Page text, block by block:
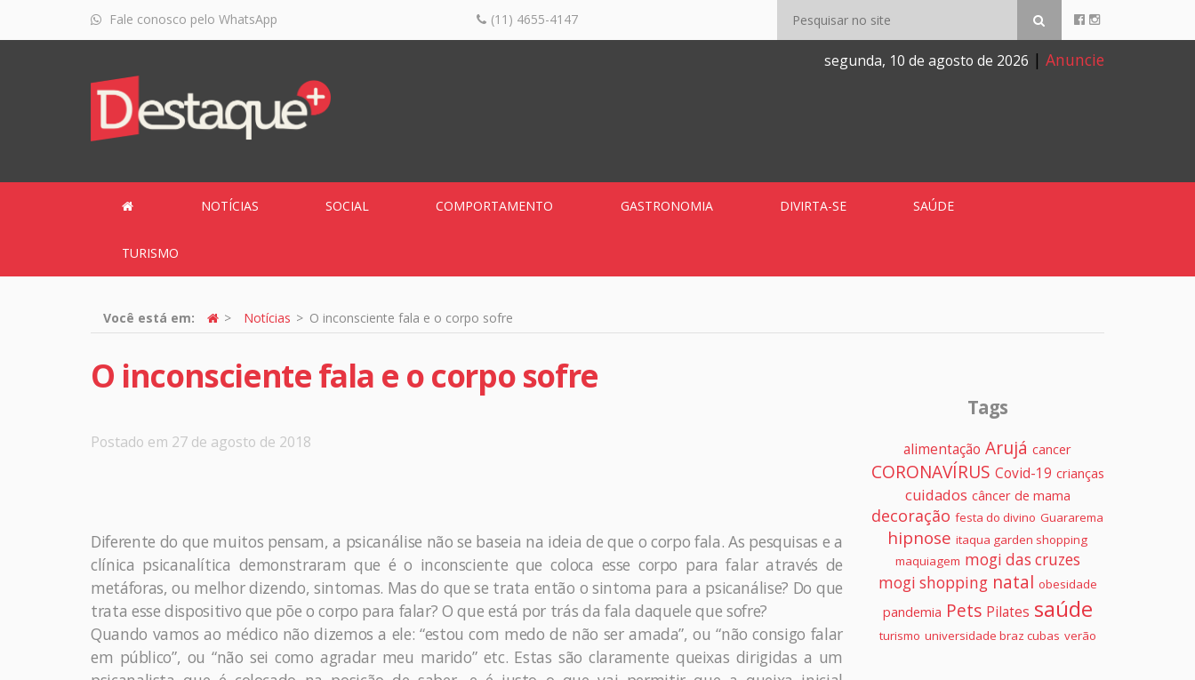
Fale conosco pelo WhatsApp (11) 4655-4147
segunda, 10 de agosto de 2026 | Anuncie
NOTÍCIAS SOCIAL COMPORTAMENTO GASTRONOMIA DIVIRTA-SE SAÚDE
TURISMO
Você está em: Notícias O inconsciente fala e o corpo sofre
O inconsciente fala e o corpo sofre
Postado em 27 de agosto de 2018
Diferente do que muitos pensam, a psicanálise não se baseia na ideia de que o corpo fala. As pesquisas e a
clínica psicanalítica demonstraram que é o inconsciente que coloca esse corpo para falar através de
metáforas, ou melhor dizendo, sintomas. Mas do que se trata então o sintoma para a psicanálise? Do que
trata esse dispositivo que põe o corpo para falar? O que está por trás da fala daquele que sofre?
Quando vamos ao médico não dizemos a ele: “estou com medo de não ser amada”, ou “não consigo falar
em público”, ou “não sei como agradar meu marido” etc. Estas são claramente queixas dirigidas a um
Tags
alimentação Arujá cancer
CORONAVÍRUS Covid-19 crianças
cuidados câncer de mama
decoração festa do divino Guararema
hipnose itaqua garden shopping
maquiagem mogi das cruzes
mogi shopping natal obesidade
pandemia Pets Pilates saúde
turismo universidade braz cubas verão